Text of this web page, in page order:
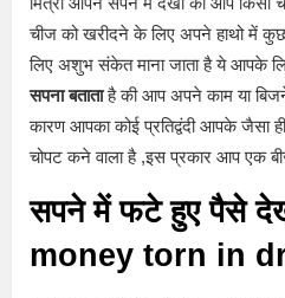
चीज को खरीदने के लिए अपने हाथो में
लिए अशुभ संकेत माना जाता है ये आपके
सपना बताताहै की आप अपने काम या
कारण आपका कोई प्रतिद्वंदी आपके
चोपट कने वाला है ,इस प्रकार आप एक
सपने में फटे हुए पैसे
money torn in